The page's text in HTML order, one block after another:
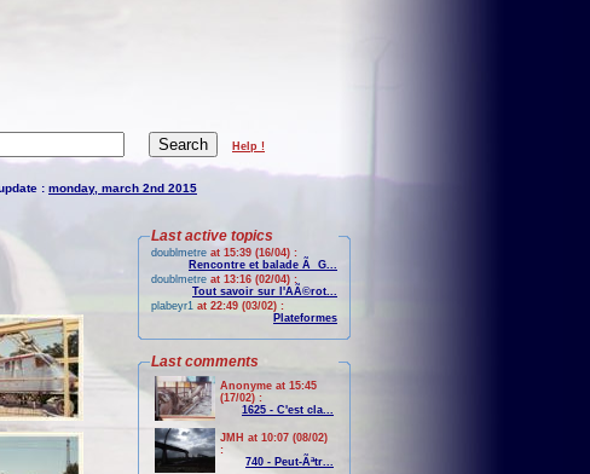
Help !
: monday, march 2nd 2015
Last active topics
doublmetre at 15:39 (16/04) :
Rencontre et balade Ã G...
doublmetre at 13:16 (02/04) :
Tout savoir sur l'AÃ©rot...
plabeyr1 at 22:49 (03/02) :
Plateformes
Last comments
Anonyme at 15:45
(17/02) :
1625 - C'est cla...
JMH at 10:07 (08/02)
:
740 - Peut-Ãªtr...